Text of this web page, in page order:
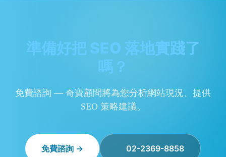
準備好把 SEO 落地實踐了
嗎？
免費諮詢 — 奇寶顧問將為您分析網站現況、提供
SEO 策略建議。
免費諮詢 → 02-2369-8858